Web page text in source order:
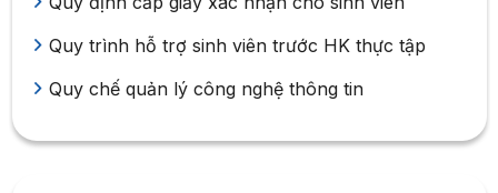
Quy trình hỗ trợ sinh viên trước HK thực tập
Quy chế quản lý công nghệ thông tin